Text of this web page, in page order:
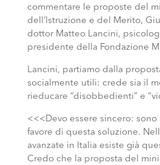
commentare le proposte del
dell’Istruzione e del Merito,
dottor Matteo Lancini,
presidente della Fondazione
Lancini, partiamo dalla
socialmente utili: crede sia il
rieducare “disobbedienti” e
<<<Devo essere sincero: sono
favore di questa soluzione.
avanzate in Italia esiste già
Credo che la proposta del